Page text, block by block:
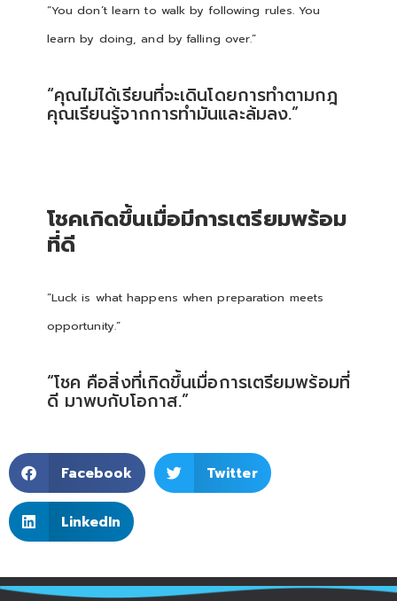
“You don’t learn to walk by following rules. You
learn by doing, and by falling over.”
“คุณไม่ได้เรียนที่จะเดินโดยการทำตามกฎ
คุณเรียนรู้จากการทำมันและล้มลง.”
โชคเกิดขึ้นเมื่อมีการเตรียมพร้อม
ที่ดี
“Luck is what happens when preparation meets
opportunity.”
“โชค คือสิ่งที่เกิดขึ้นเมื่อการเตรียมพร้อมที่
ดี มาพบกับโอกาส.”
Facebook Twitter
LinkedIn